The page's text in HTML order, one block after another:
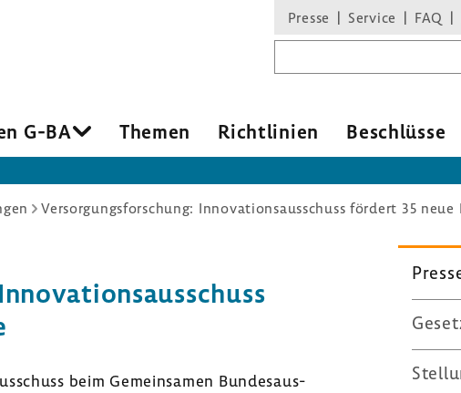
Presse Service FAQ
G-BA Themen Richt­li­nien Beschlüsse
Versorgungsforschung: Innovationsausschuss fördert 35 neue
beim Gemein­samen Bundes­aus­